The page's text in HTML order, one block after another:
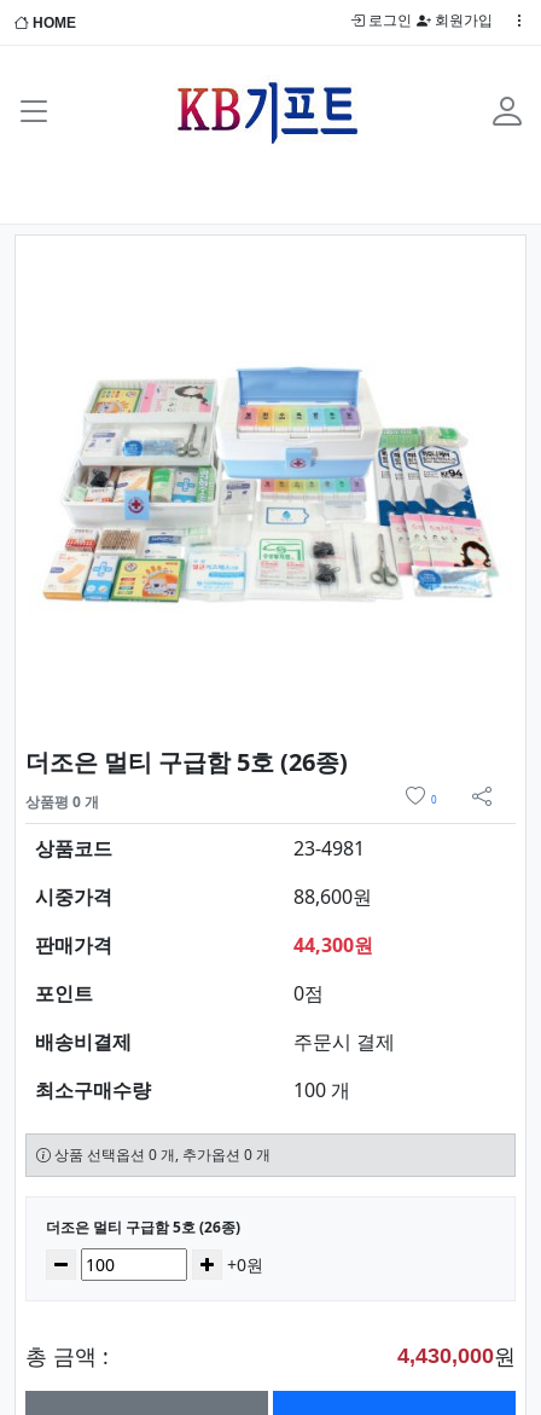
HOME 로그인 회원가입
Previous Next
더조은 멀티 구급함 5호 (26종)
상품평 0 개 0
sns 공
상품코드
23-4981
시중가격
88,600원
판매가격
44,300원
포인트
0점
배송비결제
주문시 결제
최소구매수량
100 개
상품 선택옵션 0 개, 추가옵션 0 개
선택된 옵션
더조은 멀티 구급함 5호 (26종)
수량감소 증가+0원
총 금액 : 4,430,000원